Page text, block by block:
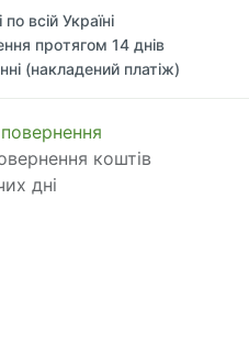
всій Україні
протягом 14 днів
(накладений платіж)
коштів
дні